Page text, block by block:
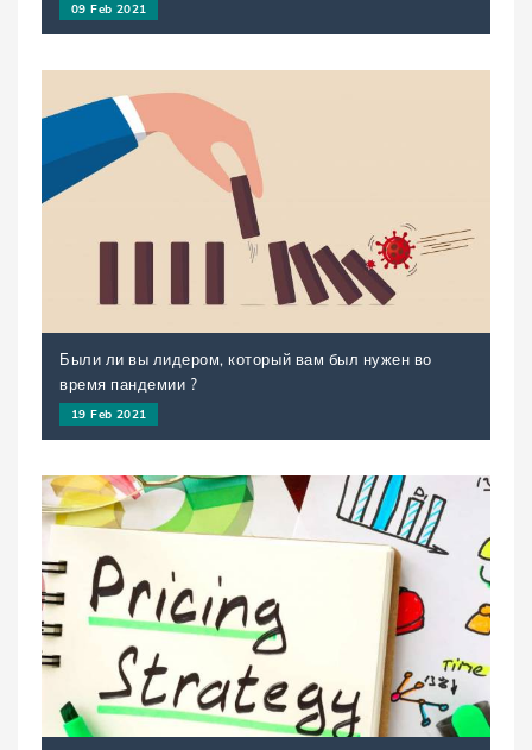
09 Feb 2021
Были ли вы лидером, который вам был нужен во
время пандемии ?
19 Feb 2021